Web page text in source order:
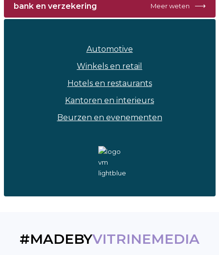
bank en verzekering Meer weten ⟶
Automotive
Winkels en retail
Hotels en restaurants
Kantoren en interieurs
Beurzen en evenementen
#MADEBYVITRINEMEDIA